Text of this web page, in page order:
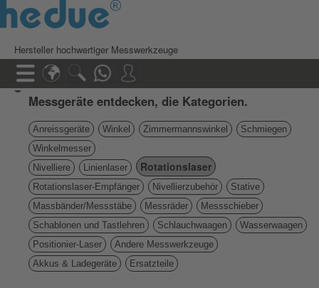
Hersteller hochwertiger Messwerkzeuge
Messgeräte entdecken, die Kategorien.
Anreissgeräte Winkel Zimmermannswinkel
Schmiegen
Winkelmesser
Nivelliere
Linienlaser Rotationslaser
Rotationslaser-Empfänger Nivellierzubehör
Stative
Massbänder/Messstäbe
Messräder
Messschieber
Schablonen und Tastlehren
Schlauchwaagen
Wasserwaagen
Positionier-Laser
Andere Messwerkzeuge
Akkus & Ladegeräte
Ersatzteile